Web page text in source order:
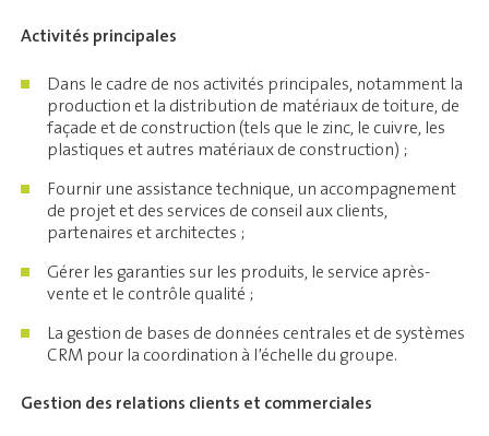
Activités principales
Dans le cadre de nos activités principales, notamment la
production et la distribution de matériaux de toiture, de
façade et de construction (tels que le zinc, le cuivre, les
plastiques et autres matériaux de construction) ;
Fournir une assistance technique, un accompagnement
de projet et des services de conseil aux clients,
partenaires et architectes ;
Gérer les garanties sur les produits, le service après-
vente et le contrôle qualité ;
La gestion de bases de données centrales et de systèmes
CRM pour la coordination à l’échelle du groupe.
Gestion des relations clients et commerciales